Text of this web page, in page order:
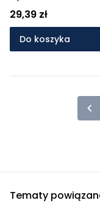
29,39 zł
Do koszyka
Tematy